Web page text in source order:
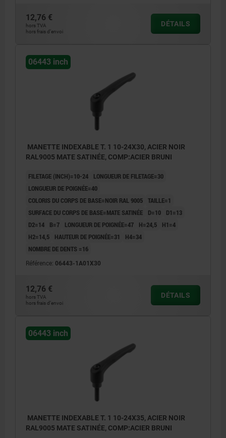
12,76 €
hors TVA
hors frais d’envoi
DÉTAILS
06443 inch
MANETTE INDEXABLE T. 1 10-24X30, ACIER NOIR
RAL9005 MATE SATINÉE, COMP:ACIER BRUNI
FILETAGE (INCH)=10-24
LONGUEUR DE FILETAGE=30
LONGUEUR DE POIGNÉE=40
COLORIS DU CORPS DE BASE=NOIR RAL 9005 TAILLE=1
SURFACE DU CORPS DE BASE=MATE SATINÉE
D=10
D1=13
D2=14
B=7 LONGUEUR DE POIGNÉE=47 H=24,5
H1=4
H2=14,5
HAUTEUR DE POIGNÉE=31
H4=34
NOMBRE DE DENTS =16
Référence: 06443-1A01X30
12,76 €
hors TVA
hors frais d’envoi
DÉTAILS
06443 inch
MANETTE INDEXABLE T. 1 10-24X35, ACIER NOIR
RAL9005 MATE SATINÉE, COMP:ACIER BRUNI